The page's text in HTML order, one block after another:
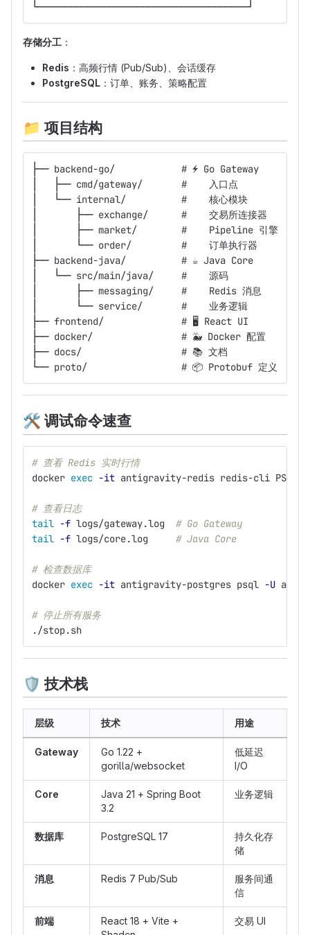
└──────────────────────────────────────┘
存储分工 ：
Redis ：高频行情 (Pub/Sub)、会话缓存
PostgreSQL ：订单、账务、策略配置
📁 项目结构
├── backend-go/            # ⚡ Go Gateway
│   ├── cmd/gateway/       #    入口点
│   └── internal/          #    核心模块
│       ├── exchange/      #    交易所连接器
│       ├── market/        #    Pipeline 引擎
│       └── order/         #    订单执行器
├── backend-java/          # ☕ Java Core
│   └── src/main/java/     #    源码
│       ├── messaging/     #    Redis 消息
│       └── service/       #    业务逻辑
├── frontend/              # 🖥️ React UI
├── docker/                # 🐳 Docker 配置
├── docs/                  # 📚 文档
└── proto/                 # 📦 Protobuf 定义
🛠 ️ 调试命令速查
# 查看 Redis 实时行情
docker exec -it antigravity-redis redis-cli
# 查看日志
tail -f logs/gateway.log # Go Gateway
tail -f logs/core.log # Java Core
# 检查数据库
docker exec -it antigravity-postgres psql -U
# 停止所有服务
./stop.sh
🛡 ️ 技术栈
层级 技术 用途
Gateway
Go 1.22 +
gorilla/websocket
低延迟
I/O
Core
Java 21 + Spring Boot
3.2
业务逻辑
数据库 PostgreSQL 17
持久化存
储
消息 Redis 7 Pub/Sub
服务间通
信
前端
React 18 + Vite +
交易 UI